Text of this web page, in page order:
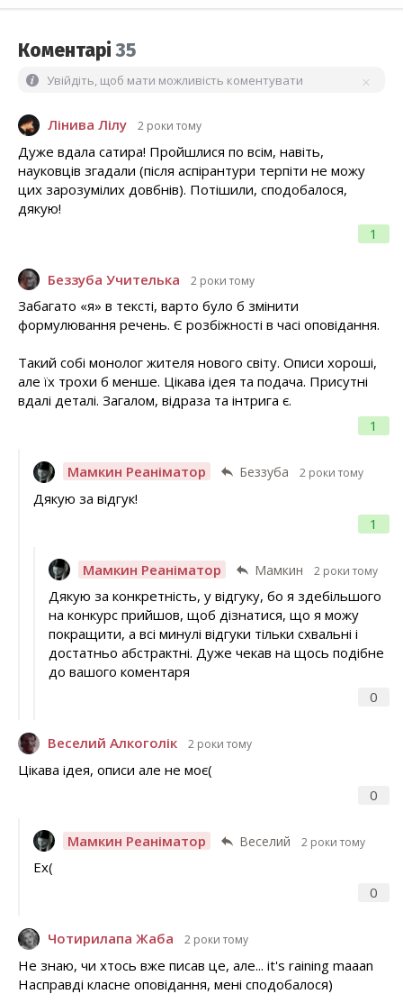
Коментарі35
Увійдіть, щоб мати можливість коментувати
Лінива Лілу 2 роки тому
1
Дуже вдала сатира! Пройшлися по всім, навіть,
науковців згадали (після аспірантури терпіти не можу
цих зарозумілих довбнів). Потішили, сподобалося,
дякую!
Беззуба Учителька 2 роки тому
1
Забагато «я» в тексті, варто було б змінити
формулювання речень. Є розбіжності в часі оповідання.
Такий собі монолог жителя нового світу. Описи хороші,
але їх трохи б менше. Цікава ідея та подача. Присутні
вдалі деталі. Загалом, відраза та інтрига є.
Мамкин Реаніматор Беззуба 2 роки тому
1
Дякую за відгук!
Мамкин Реаніматор Мамкин 2 роки тому
0
Дякую за конкретність, у відгуку, бо я здебільшого
на конкурс прийшов, щоб дізнатися, що я можу
покращити, а всі минулі відгуки тільки схвальні і
достатньо абстрактні. Дуже чекав на щось подібне
до вашого коментаря
Веселий Алкоголік 2 роки тому
0
Цікава ідея, описи але не моє(
Мамкин Реаніматор Веселий 2 роки тому
0
Ех(
Чотирилапа Жаба 2 роки тому
Не знаю, чи хтось вже писав це, але... it's raining maaan
Насправді класне оповідання, мені сподобалося)